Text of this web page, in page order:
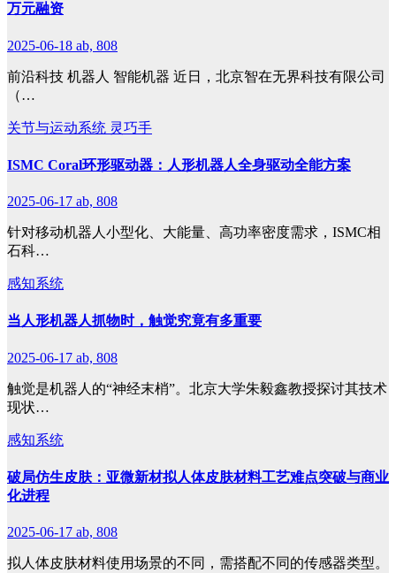
万元融资
2025-06-18 ab, 808
前沿科技 机器人 智能机器 近日，北京智在无界科技有限公司
（…
关节与运动系统 灵巧手
ISMC Coral环形驱动器：人形机器人全身驱动全能方案
2025-06-17 ab, 808
针对移动机器人小型化、大能量、高功率密度需求，ISMC相
石科…
感知系统
当人形机器人抓物时，触觉究竟有多重要
2025-06-17 ab, 808
触觉是机器人的“神经末梢”。北京大学朱毅鑫教授探讨其技术
现状…
感知系统
破局仿生皮肤：亚微新材拟人体皮肤材料工艺难点突破与商业
化进程
2025-06-17 ab, 808
拟人体皮肤材料使用场景的不同，需搭配不同的传感器类型。